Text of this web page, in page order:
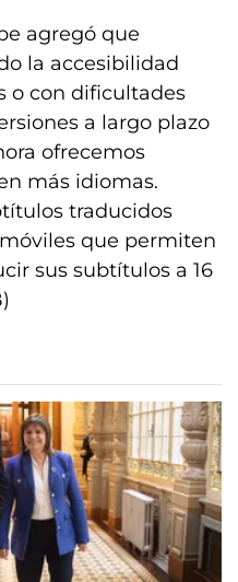
agregó que
la accesibilidad
o con dificultades
a largo plazo
ofrecemos
más idiomas.
traducidos
que permiten
sus subtítulos a 16